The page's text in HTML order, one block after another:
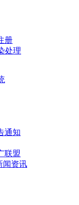
册
处理
通知
联盟
闻资讯